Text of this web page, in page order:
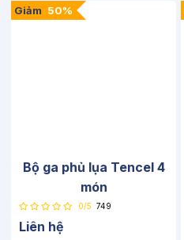
Giảm 50%
Bộ ga phủ lụa Tencel 4
món
0/5 749
Liên hệ